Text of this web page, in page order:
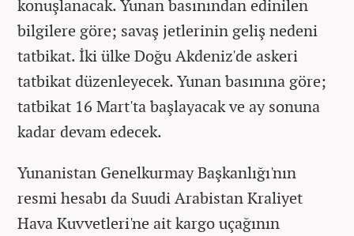
konuşlanacak. Yunan basınından edinilen
bilgilere göre; savaş jetlerinin geliş nedeni
tatbikat. İki ülke Doğu Akdeniz'de askeri
tatbikat düzenleyecek. Yunan basınına göre;
tatbikat 16 Mart'ta başlayacak ve ay sonuna
kadar devam edecek.
Yunanistan Genelkurmay Başkanlığı'nın
resmi hesabı da Suudi Arabistan Kraliyet
Hava Kuvvetleri'ne ait kargo uçağının